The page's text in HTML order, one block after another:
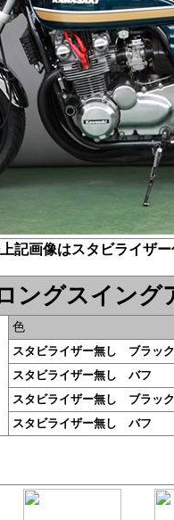
記画像はスタビライザ
ングスイング
色
スタビライザー無し ブラック
スタビライザー無し バフ
スタビライザー無し ブラック
スタビライザー無し バフ